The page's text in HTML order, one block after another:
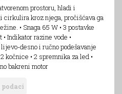
prostoru, hladi i
cirkulira kroz njega, pročišćava ga
• Snaga 65 W • 3 postavke
Indikator razine vode •
desno i ručno podešavanje
kočnice • 2 spremnika za led •
bakreni motor